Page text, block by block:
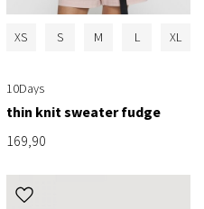
XS S M L XL
10Days
thin knit sweater fudge
169,90